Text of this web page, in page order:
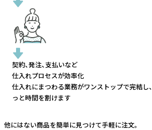
契約、発注、支払いなど
仕入れプロセスが効率化
仕入れにまつわる業務がワンストップで完結し、
っと時間を割けます
他にはない商品を簡単に見つけて手軽に注文。